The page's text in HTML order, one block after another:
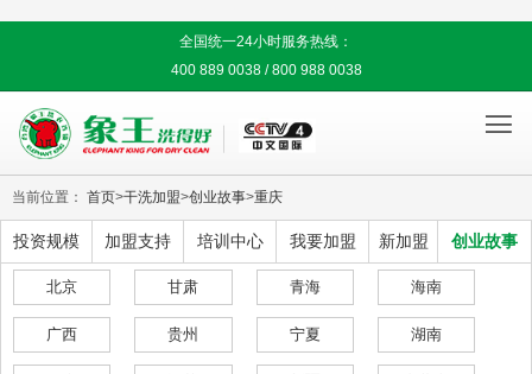
全国统一24小时服务热线：
400 889 0038 / 800 988 0038

当前位置： 首页>干洗加盟>创业故事>重庆
投资规模 加盟支持 培训中心 我要加盟 新加盟 创业故事
北京 甘肃 青海 海南
广西 贵州 宁夏 湖南